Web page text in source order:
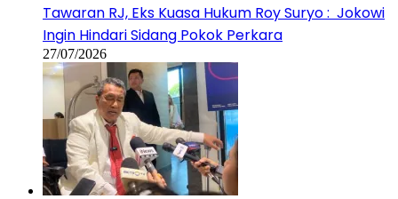
Tawaran RJ, Eks Kuasa Hukum Roy Suryo : Jokowi
Ingin Hindari Sidang Pokok Perkara
27/07/2026